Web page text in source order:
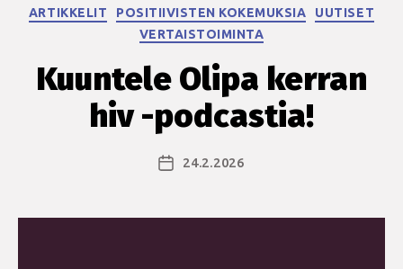
Kategoriat
ARTIKKELIT POSITIIVISTEN KOKEMUKSIA
UUTISET
VERTAISTOIMINTA
Kuuntele Olipa kerran
hiv -podcastia!
Julkaisupäivämäärä
24.2.2026